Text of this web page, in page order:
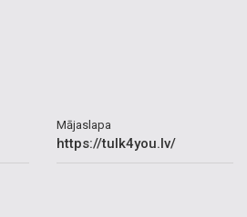
Mājaslapa
https://tulk4you.lv/